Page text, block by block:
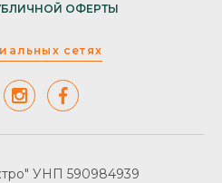
ОФЕРТЫ
сетях
УНП 590984939